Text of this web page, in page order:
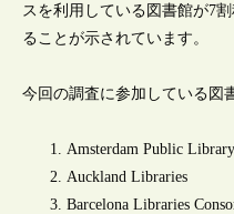
スを利用している図書館が7
ることが示されています。
今回の調査に参加している図
Amsterdam Public Library
Auckland Libraries
Barcelona Libraries